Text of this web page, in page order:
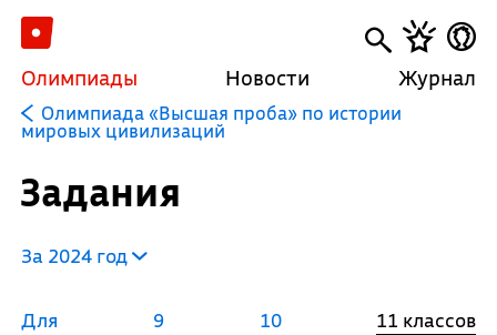
Олимпиады Новости Журнал
Олимпиада «Высшая проба» по истории
мировых цивилизаций
Задания
За 2024 год
Для 9 10 11 классов